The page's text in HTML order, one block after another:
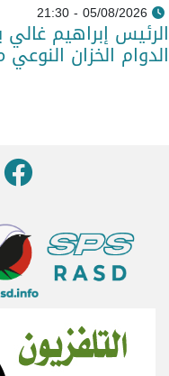
05/08/2026 - 21:30
الرئيس إبراهيم
الدوام الخزان